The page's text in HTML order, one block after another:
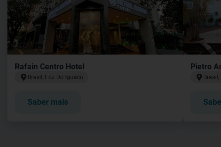
Rafain Centro Hotel
Brasil, Foz Do Iguacu
Saber mais
Pietro